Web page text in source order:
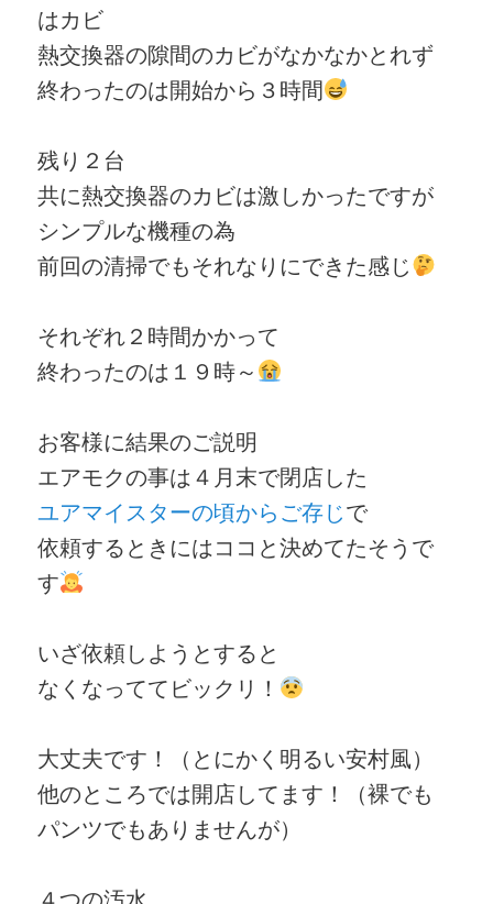
はカビ
熱交換器の隙間のカビがなかなかとれず
終わったのは開始から３時間
残り２台
共に熱交換器のカビは激しかったですが
シンプルな機種の為
前回の清掃でもそれなりにできた感じ
それぞれ２時間かかって
終わったのは１９時～
お客様に結果のご説明
エアモクの事は４月末で閉店した
ユアマイスターの頃からご存じで
依頼するときにはココと決めてたそうで
す
いざ依頼しようとすると
なくなっててビックリ！
大丈夫です！（とにかく明るい安村風）
他のところでは開店してます！（裸でも
パンツでもありませんが）